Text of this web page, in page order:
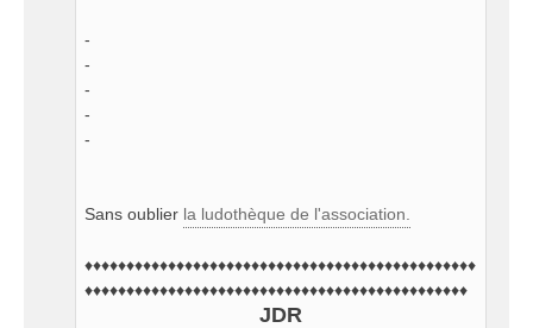
-
-
-
-
-
Sans oublier la ludothèque de l'association.
♦♦♦♦♦♦♦♦♦♦♦♦♦♦♦♦♦♦♦♦♦♦♦♦♦♦♦♦♦♦♦♦♦♦♦♦♦♦♦♦♦♦♦♦♦♦♦
♦♦♦♦♦♦♦♦♦♦♦♦♦♦♦♦♦♦♦♦♦♦♦♦♦♦♦♦♦♦♦♦♦♦♦♦♦♦♦♦♦♦♦♦♦♦
JDR